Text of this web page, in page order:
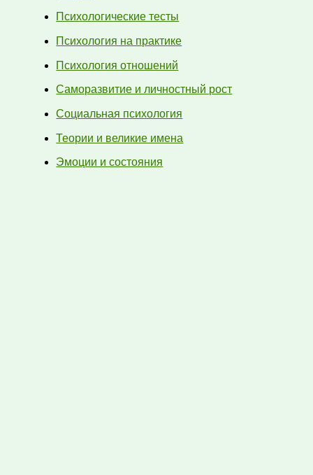
Психологические тесты
Психология на практике
Психология отношений
Саморазвитие и личностный рост
Социальная психология
Теории и великие имена
Эмоции и состояния